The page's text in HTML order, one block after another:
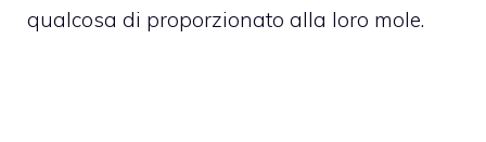
qualcosa di proporzionato alla loro mole.